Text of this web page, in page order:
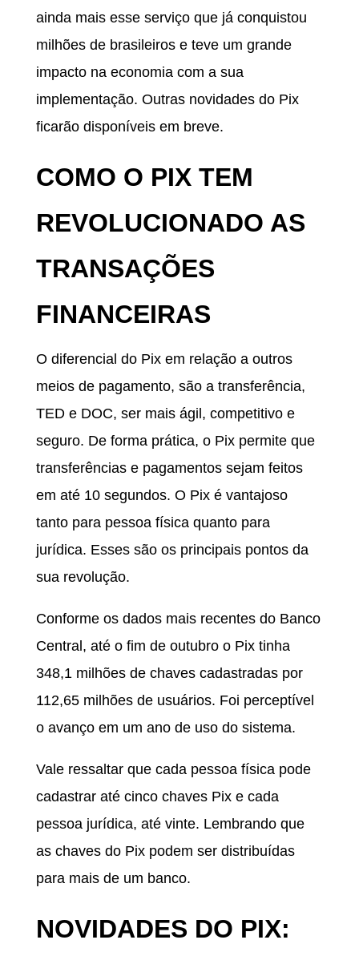
ainda mais esse serviço que já conquistou
milhões de brasileiros e teve um grande
impacto na economia com a sua
implementação. Outras novidades do Pix
ficarão disponíveis em breve.
COMO O PIX TEM
REVOLUCIONADO AS
TRANSAÇÕES
FINANCEIRAS
O diferencial do Pix em relação a outros
meios de pagamento, são a transferência,
TED e DOC, ser mais ágil, competitivo e
seguro. De forma prática, o Pix permite que
transferências e pagamentos sejam feitos
em até 10 segundos. O Pix é vantajoso
tanto para pessoa física quanto para
jurídica. Esses são os principais pontos da
sua revolução.
Conforme os dados mais recentes do Banco
Central, até o fim de outubro o Pix tinha
348,1 milhões de chaves cadastradas por
112,65 milhões de usuários. Foi perceptível
o avanço em um ano de uso do sistema.
Vale ressaltar que cada pessoa física pode
cadastrar até cinco chaves Pix e cada
pessoa jurídica, até vinte. Lembrando que
as chaves do Pix podem ser distribuídas
para mais de um banco.
NOVIDADES DO PIX: